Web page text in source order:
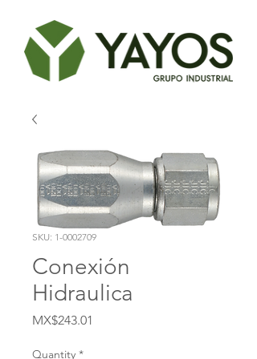
SKU: 1-0002709
Conexión
Hidraulica
MX$243.01
Quantity *